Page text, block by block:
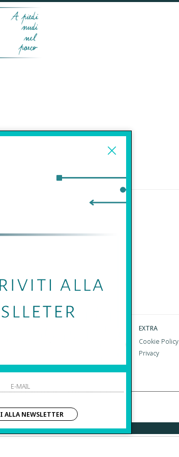
ALLA
LE CONDIZIONI SULLA PRIVACY.
Pagamenti
EXTRA
Cookie Policy
Privacy
NEWSLETTER